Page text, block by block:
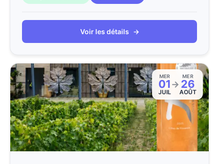
Voir les détails →
MER
01
JUIL
→
MER
26
AOÛT